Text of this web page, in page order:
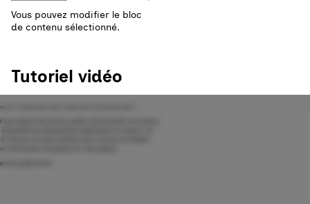
Vous pouvez modifier le bloc
de contenu sélectionné.
Tutoriel vidéo